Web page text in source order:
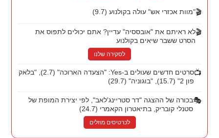
🎬"מוות אכזרי אש" עולה בקולנוע (9.7)
🎬לא ראיתם את "אובססיה" עדיין? אתם יכולים לתפוס את
הסרט ששבר שיאים בקולנוע
לסקירה שלנו
📺
סרטים חדשים שעולים ב-Yes: "הצעדה הארוכה" (2.7), "בלאק
פון 2" (15.7), "בוגוניה" (29.7)
🎭בכורה של ההצגה "דר סטריינג'לאב", לפי יצירת המופת של
סטנלי קובריק, בתיאטרון הקאמרי (24.7)
לכרטיסים מוזלים